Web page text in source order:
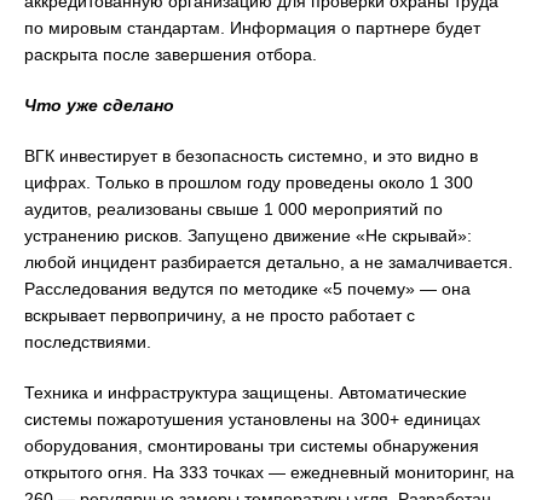
по мировым стандартам. Информация о партнере будет
раскрыта после завершения отбора.
Что уже сделано
ВГК инвестирует в безопасность системно, и это видно в
цифрах. Только в прошлом году проведены около 1 300
аудитов, реализованы свыше 1 000 мероприятий по
устранению рисков. Запущено движение «Не скрывай»:
любой инцидент разбирается детально, а не замалчивается.
Расследования ведутся по методике «5 почему» — она
вскрывает первопричину, а не просто работает с
последствиями.
Техника и инфраструктура защищены. Автоматические
системы пожаротушения установлены на 300+ единицах
оборудования, смонтированы три системы обнаружения
открытого огня. На 333 точках — ежедневный мониторинг, на